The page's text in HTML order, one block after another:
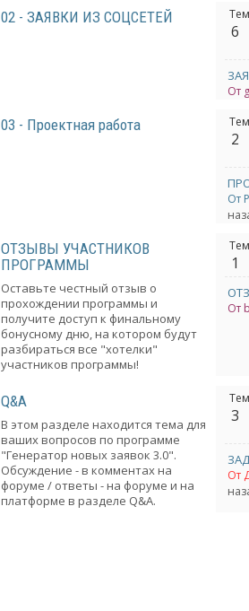
02 - ЗАЯВКИ ИЗ СОЦСЕТЕЙ
6
От
03 - Проектная работа
2
От
ОТЗЫВЫ УЧАСТНИКОВ
ПРОГРАММЫ
Оставьте честный отзыв о
прохождении программы и
получите доступ к финальному
бонусному дню, на котором будут
разбираться все "хотелки"
участников программы!
1
От
Q&A
В этом разделе находится тема для
ваших вопросов по программе
"Генератор новых заявок 3.0".
Обсуждение - в комментах на
форуме / ответы - на форуме и на
платформе в разделе Q&A.
3
От